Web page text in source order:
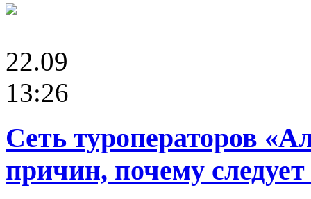
22.09
13:26
Сеть туроператоров
причин, почему